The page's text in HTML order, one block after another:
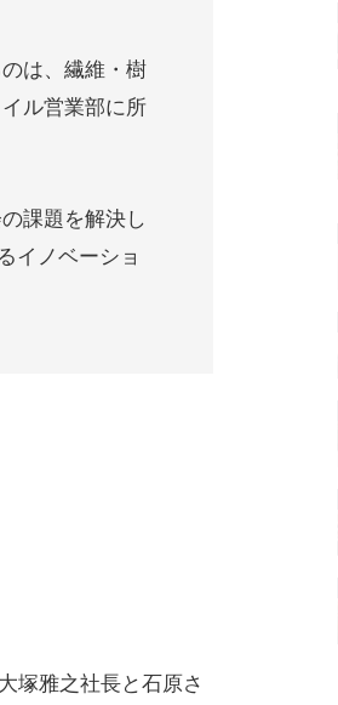
は、繊維・樹
ル営業部に所
課題を解決し
イノベーショ
塚雅之社長と石原さ